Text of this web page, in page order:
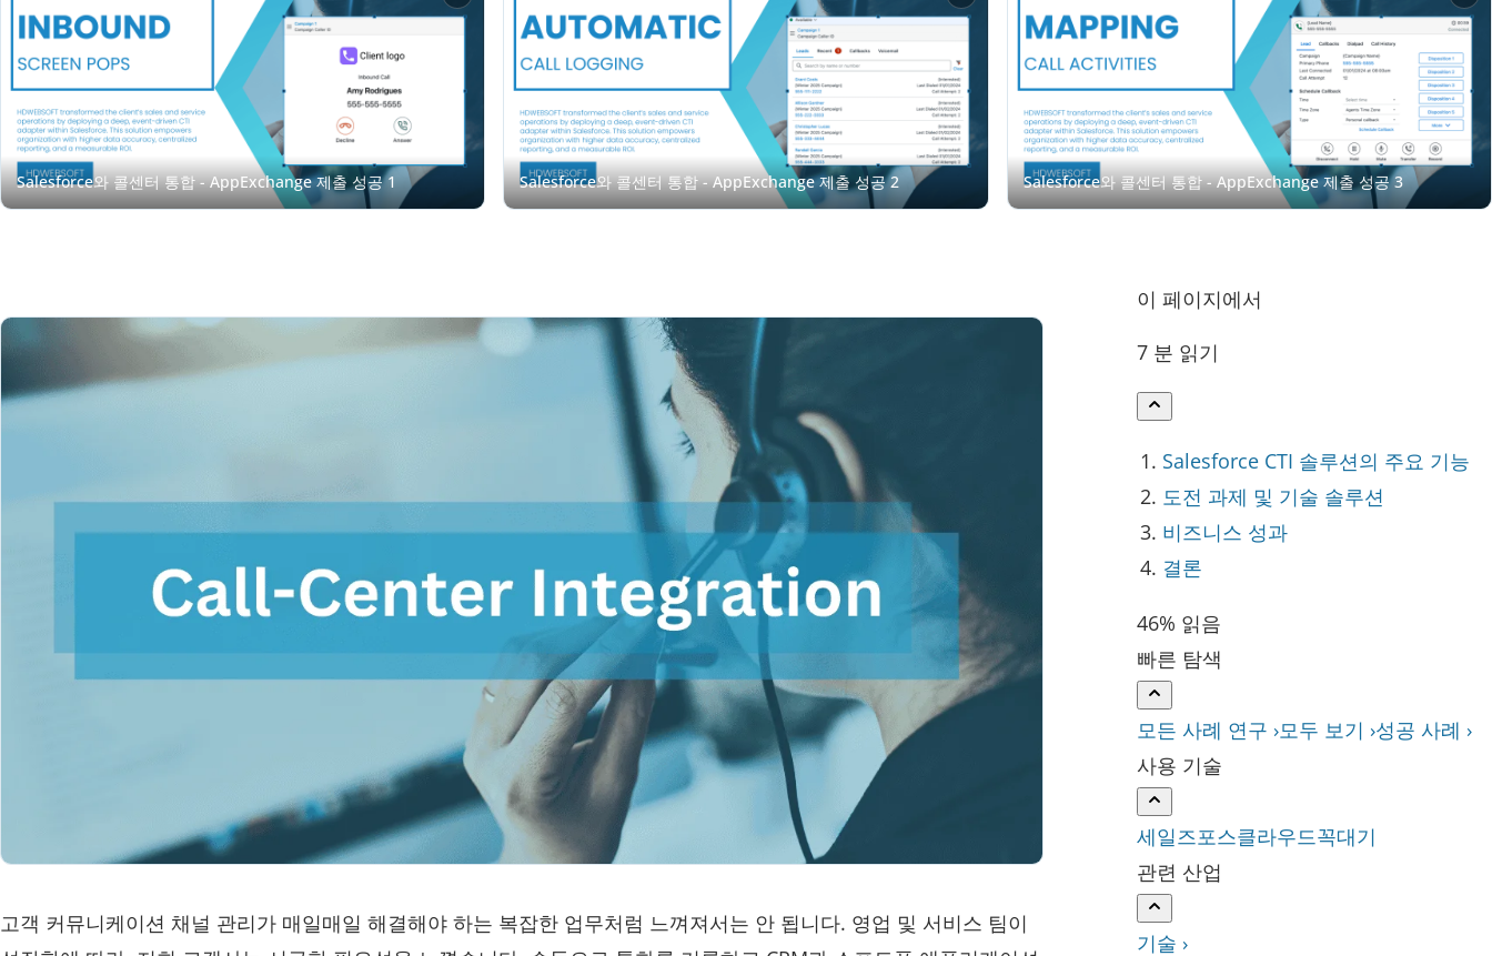
고객 커뮤니케이션 채널 관리가 매일매일 해결해야 하는 복잡한 업무처럼 느껴져서는 안 됩니다. 영업 및 서비스 팀이
이 페이지에서
7 분 읽기
Salesforce CTI 솔루션의 주요 기능
도전 과제 및 기술 솔루션
비즈니스 성과
결론
46% 읽음
빠른 탐색
모든 사례 연구 ›모두 보기 ›성공 사례 ›
사용 기술
세일즈포스클라우드꼭대기
관련 산업
기술 ›